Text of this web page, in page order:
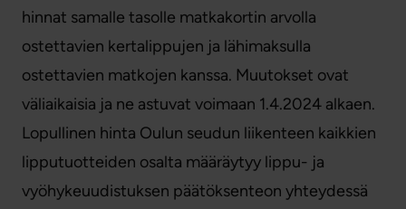
hinnat samalle tasolle matkakortin arvolla
ostettavien kertalippujen ja lähimaksulla
ostettavien matkojen kanssa. Muutokset ovat
väliaikaisia ja ne astuvat voimaan 1.4.2024 alkaen.
Lopullinen hinta Oulun seudun liikenteen kaikkien
lipputuotteiden osalta määräytyy lippu- ja
vyöhykeuudistuksen päätöksenteon yhteydessä